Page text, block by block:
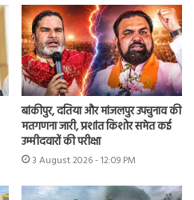
बांकीपुर, दतिया और मांजलपुर उपचुनाव की
मतगणना जारी, प्रशांत किशोर समेत कई
उम्मीदवारों की परीक्षा
3 August 2026 - 12:09 PM